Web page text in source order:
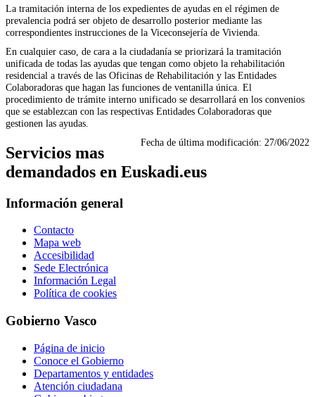
La tramitación interna de los expedientes de ayudas en el régimen de
prevalencia podrá ser objeto de desarrollo posterior mediante las
correspondientes instrucciones de la Viceconsejería de Vivienda.
En cualquier caso, de cara a la ciudadanía se priorizará la tramitación
unificada de todas las ayudas que tengan como objeto la rehabilitación
residencial a través de las Oficinas de Rehabilitación y las Entidades
Colaboradoras que hagan las funciones de ventanilla única. El
procedimiento de trámite interno unificado se desarrollará en los convenios
que se establezcan con las respectivas Entidades Colaboradoras que
gestionen las ayudas.
Fecha de última modificación: 27/06/2022
Servicios mas
demandados en Euskadi.eus
Información general
Contacto
Mapa web
Accesibilidad
Sede Electrónica
Información Legal
Política de cookies
Gobierno Vasco
Página de inicio
Conoce el Gobierno
Departamentos y entidades
Atención ciudadana